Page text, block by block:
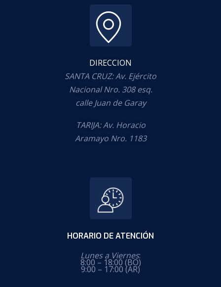
DIRECCION
SANTA CRUZ: Av. Ejército
Nacional Nro. 308 esq.
calle Juan de Garay
TARIJA: Av. Horacio
Aramayo Nro. 1183
HORARIO DE ATENCIÓN
Lunes a Viernes:
8:00 – 18:00 (BO)
9:00 – 17:00 (AR)